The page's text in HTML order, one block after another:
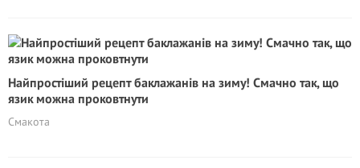
Найпростіший рецепт баклажанів на зиму! Смачно так, що
язик можна проковтнути
Смакота